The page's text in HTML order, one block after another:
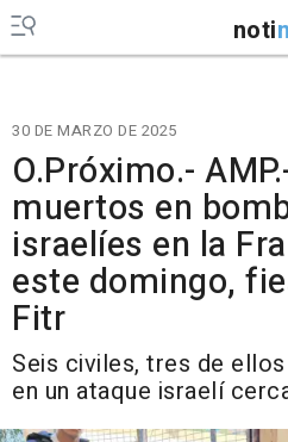
noti
30 DE MARZO DE 2025
O.Próximo.-
muertos en
israelíes en la
este domingo,
Fitr
Seis civiles, tres de
en un ataque israelí